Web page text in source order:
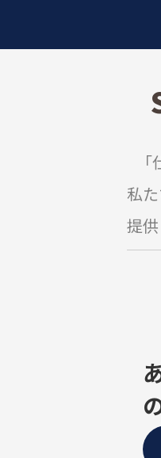
私
提供